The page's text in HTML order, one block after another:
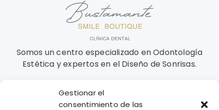
Gestionar el
consentimiento de las
Somos un centro especializado en Odontología
Estética y expertos en el Diseño de Sonrisas.